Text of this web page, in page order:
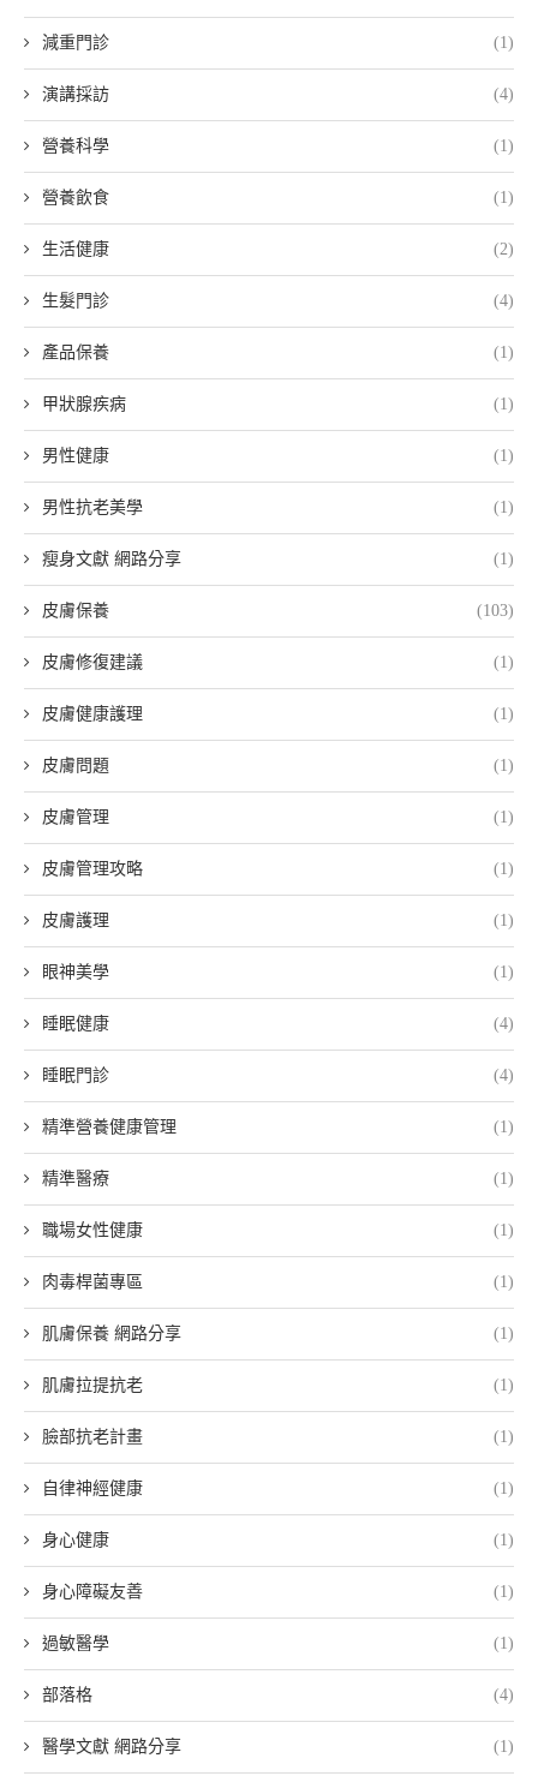
減重門診 (1)
演講採訪 (4)
營養科學 (1)
營養飲食 (1)
生活健康 (2)
生髮門診 (4)
產品保養 (1)
甲狀腺疾病 (1)
男性健康 (1)
男性抗老美學 (1)
瘦身文獻 網路分享 (1)
皮膚保養 (103)
皮膚修復建議 (1)
皮膚健康護理 (1)
皮膚問題 (1)
皮膚管理 (1)
皮膚管理攻略 (1)
皮膚護理 (1)
眼神美學 (1)
睡眠健康 (4)
睡眠門診 (4)
精準營養健康管理 (1)
精準醫療 (1)
職場女性健康 (1)
肉毒桿菌專區 (1)
肌膚保養 網路分享 (1)
肌膚拉提抗老 (1)
臉部抗老計畫 (1)
自律神經健康 (1)
身心健康 (1)
身心障礙友善 (1)
過敏醫學 (1)
部落格 (4)
醫學文獻 網路分享 (1)